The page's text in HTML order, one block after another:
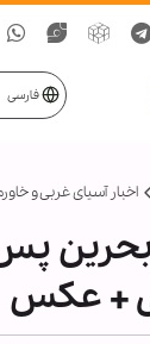
فارسی
اخبار آسیای غربی و
+ عکس